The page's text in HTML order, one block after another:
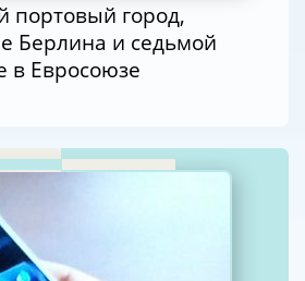
портовый город,
Берлина и седьмой
в Евросоюзе